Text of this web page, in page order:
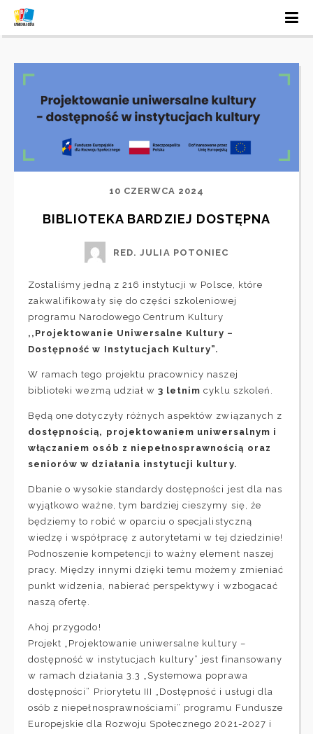
10 CZERWCA 2024
BIBLIOTEKA BARDZIEJ DOSTĘPNA
RED. JULIA POTONIEC
Zostaliśmy jedną z 216 instytucji w Polsce, które
zakwalifikowały się do części szkoleniowej
programu Narodowego Centrum Kultury
,,Projektowanie Uniwersalne Kultury –
Dostępność w Instytucjach Kultury”.
W ramach tego projektu pracownicy naszej
biblioteki wezmą udział w3 letnim cyklu szkoleń.
Będą one dotyczyły różnych aspektów związanych z
dostępnością, projektowaniem uniwersalnym i
włączaniem osób z niepełnosprawnością oraz
seniorów w działania instytucji kultury.
Dbanie o wysokie standardy dostępności jest dla nas
wyjątkowo ważne, tym bardziej cieszymy się, że
będziemy to robić w oparciu o specjalistyczną
wiedzę i współpracę z autorytetami w tej dziedzinie!
Podnoszenie kompetencji to ważny element naszej
pracy. Między innymi dzięki temu możemy zmieniać
punkt widzenia, nabierać perspektywy i wzbogacać
naszą ofertę.
Ahoj przygodo!
Projekt „Projektowanie uniwersalne kultury –
dostępność w instytucjach kultury” jest finansowany
w ramach działania 3.3 „Systemowa poprawa
dostępności” Priorytetu III „Dostępność i usługi dla
osób z niepełnosprawnościami” programu Fundusze
Europejskie dla Rozwoju Społecznego 2021-2027 i